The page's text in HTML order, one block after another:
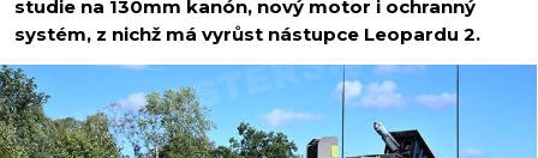
studie na 130mm kanón, nový motor i ochranný
systém, z nichž má vyrůst nástupce Leopardu 2.